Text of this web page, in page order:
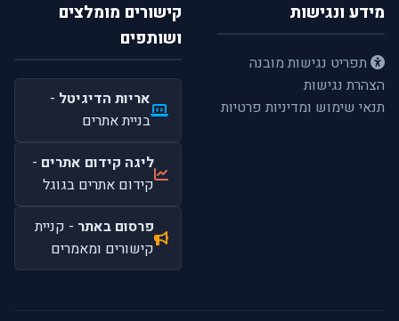
מידע ונגישות
תפריט נגישות מובנה
הצהרת נגישות
תנאי שימוש ומדיניות פרטיות
קישורים מומלצים
ושותפים
אריות הדיגיטל -
בניית אתרים
ליגה קידום אתרים -
קידום אתרים בגוגל
פרסום באתר - קניית
קישורים ומאמרים